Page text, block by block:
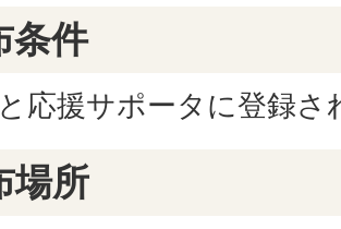
条件
応援サポータに登録さ
場所